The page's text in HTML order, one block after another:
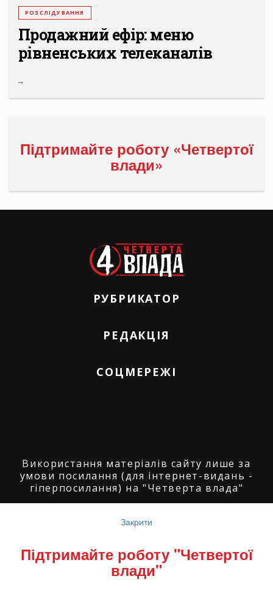
РОЗСЛІДУВАННЯ
Продажний ефір: меню
рівненських телеканалів
...
Підтримайте роботу «Четвертої
влади»
РУБРИКАТОР
РЕДАКЦІЯ
СОЦМЕРЕЖІ
Використання матеріалів сайту лише за
умови посилання (для інтернет-видань -
гіперпосилання) на "Четверта влада"
"Четверта влада": 2008-2026.
Володимир Торбіч: 2008-2026.
SoftGroup
Закрити
Підтримайте роботу "Четвертої
влади"